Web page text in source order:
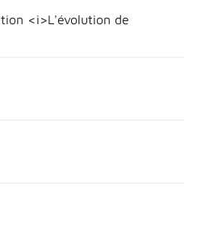
<i>L'évolution de